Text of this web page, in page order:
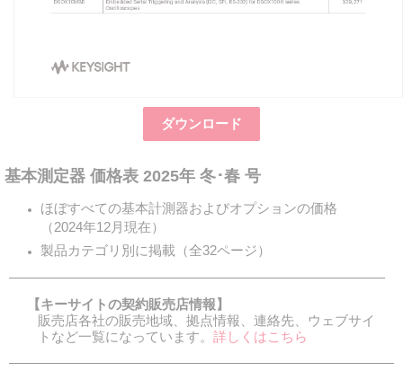
ダウンロード
基本測定器 価格表 2025年 冬･春 号
ほぼすべての基本計測器およびオプションの価格
（2024年12月現在）
製品カテゴリ別に掲載（全32ページ）
【キーサイトの契約販売店情報】
販売店各社の販売地域、拠点情報、連絡先、ウェブサイ
トなど一覧になっています。 詳しくはこちら